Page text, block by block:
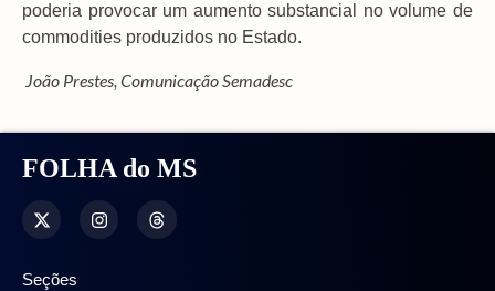
poderia provocar um aumento substancial no volume de
commodities produzidos no Estado.
João Prestes, Comunicação Semadesc
FOLHA do MS
Seções